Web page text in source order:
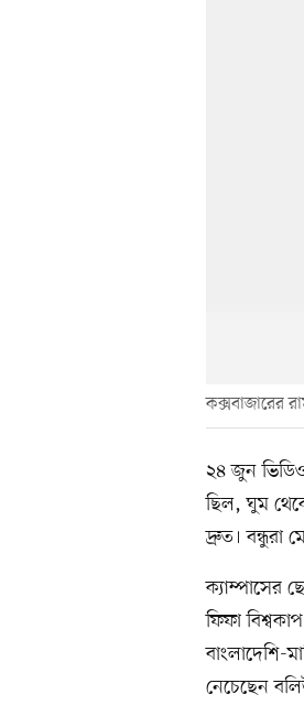
কক্সবাজারের
২৪ জুন
ছিল, ঘুম
দ্রুত। বন্ধুরা
ক্যাম্পাসের
ফিফা
বাংলাদেশি-
নেচেছেন